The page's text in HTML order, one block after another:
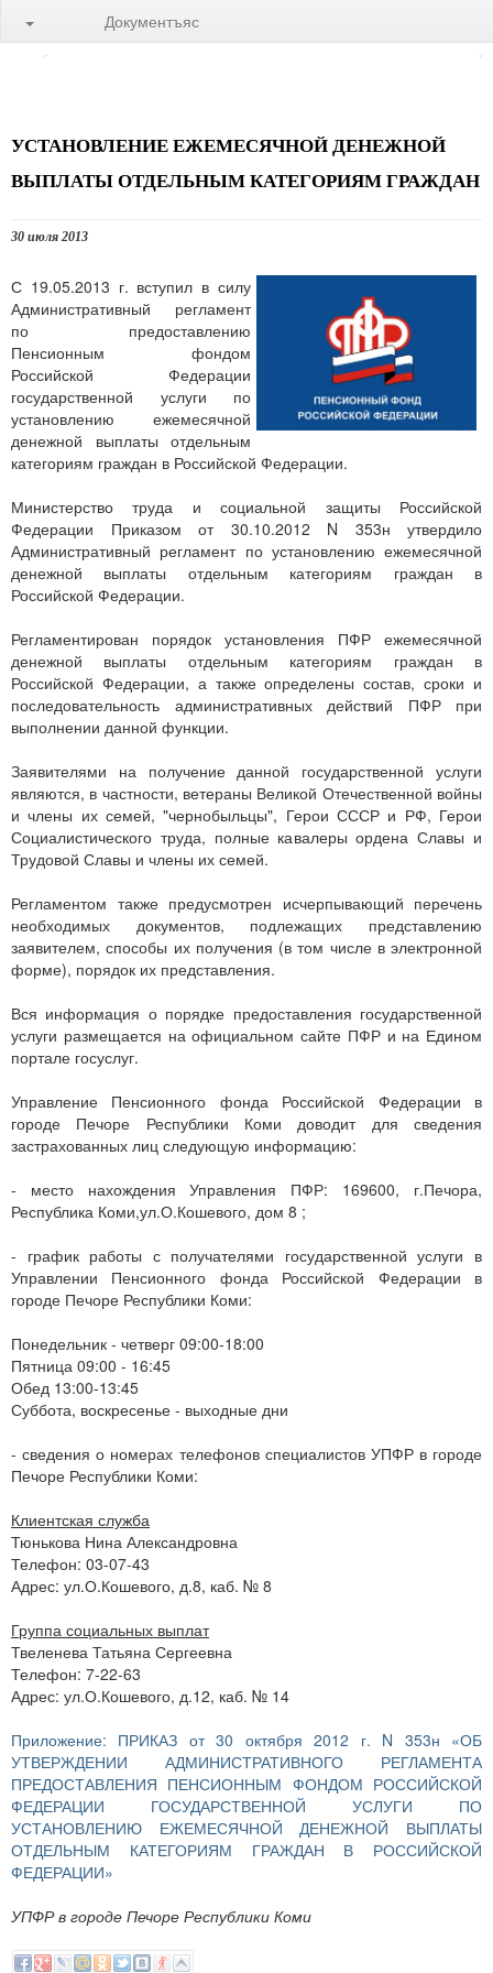
Документъяс
УСТАНОВЛЕНИЕ ЕЖЕМЕСЯЧНОЙ ДЕНЕЖНОЙ
ВЫПЛАТЫ ОТДЕЛЬНЫМ КАТЕГОРИЯМ ГРАЖДАН
30 июля 2013
С 19.05.2013 г. вступил в силу
Административный регламент
по предоставлению
Пенсионным фондом
Российской Федерации
государственной услуги по
установлению ежемесячной
денежной выплаты отдельным
категориям граждан в Российской Федерации.
Министерство труда и социальной защиты Российской
Федерации Приказом от 30.10.2012 N 353н утвердило
Административный регламент по установлению ежемесячной
денежной выплаты отдельным категориям граждан в
Российской Федерации.
Регламентирован порядок установления ПФР ежемесячной
денежной выплаты отдельным категориям граждан в
Российской Федерации, а также определены состав, сроки и
последовательность административных действий ПФР при
выполнении данной функции.
Заявителями на получение данной государственной услуги
являются, в частности, ветераны Великой Отечественной войны
и члены их семей, "чернобыльцы", Герои СССР и РФ, Герои
Социалистического труда, полные кавалеры ордена Славы и
Трудовой Славы и члены их семей.
Регламентом также предусмотрен исчерпывающий перечень
необходимых документов, подлежащих представлению
заявителем, способы их получения (в том числе в электронной
форме), порядок их представления.
Вся информация о порядке предоставления государственной
услуги размещается на официальном сайте ПФР и на Едином
портале госуслуг.
Управление Пенсионного фонда Российской Федерации в
городе Печоре Республики Коми доводит для сведения
застрахованных лиц следующую информацию:
- место нахождения Управления ПФР: 169600, г.Печора,
Республика Коми,ул.О.Кошевого, дом 8 ;
- график работы с получателями государственной услуги в
Управлении Пенсионного фонда Российской Федерации в
городе Печоре Республики Коми:
Понедельник - четверг 09:00-18:00
Пятница 09:00 - 16:45
Обед 13:00-13:45
Суббота, воскресенье - выходные дни
- сведения о номерах телефонов специалистов УПФР в городе
Печоре Республики Коми:
Клиентская служба
Тюнькова Нина Александровна
Телефон: 03-07-43
Адрес: ул.О.Кошевого, д.8, каб. № 8
Группа социальных выплат
Твеленева Татьяна Сергеевна
Телефон: 7-22-63
Адрес: ул.О.Кошевого, д.12, каб. № 14
Приложение: ПРИКАЗ от 30 октября 2012 г. N 353н «ОБ
УТВЕРЖДЕНИИ АДМИНИСТРАТИВНОГО РЕГЛАМЕНТА
ПРЕДОСТАВЛЕНИЯ ПЕНСИОННЫМ ФОНДОМ РОССИЙСКОЙ
ФЕДЕРАЦИИ ГОСУДАРСТВЕННОЙ УСЛУГИ ПО
УСТАНОВЛЕНИЮ ЕЖЕМЕСЯЧНОЙ ДЕНЕЖНОЙ
ВЫПЛАТЫ
ОТДЕЛЬНЫМ КАТЕГОРИЯМ ГРАЖДАН В РОССИЙСКОЙ
ФЕДЕРАЦИИ»
УПФР в городе Печоре Республики Коми